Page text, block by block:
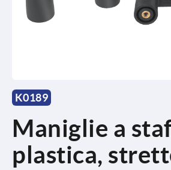
K0189
Maniglie a
plastica,